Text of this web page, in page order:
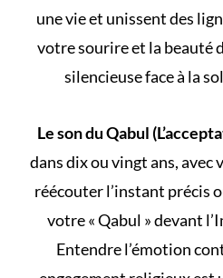
une vie et unissent des
votre sourire et la beauté
silencieuse face à la
Le son du Qabul
dans dix ou vingt ans, avec
réécouter l’instant précis
votre « Qabul » devant
Entendre l’émotion